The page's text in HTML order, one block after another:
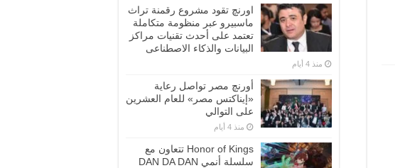
اورنچ تقود مشروع رقمنة تراث
ماسبيرو عبر منظومة متكاملة
تعتمد على أحدث تقنيات مراكز
البيانات والذكاء الاصطناعى
منذ 4 أيام
أورنچ مصر تواصل رعاية
«إيناكتس مصر» للعام العشرين
على التوالي
منذ 4 أيام
Honor of Kings تتعاون مع
سلسلة أنمي DAN DA DAN